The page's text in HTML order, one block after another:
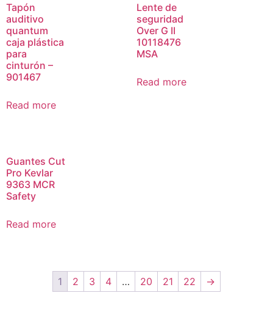
Tapón
auditivo
quantum
caja plástica
para
cinturón –
901467
Read more
Lente de
seguridad
Over G II
10118476
MSA
Read more
Guantes Cut
Pro Kevlar
9363 MCR
Safety
Read more
1 2 3 4 … 20 21 22 →